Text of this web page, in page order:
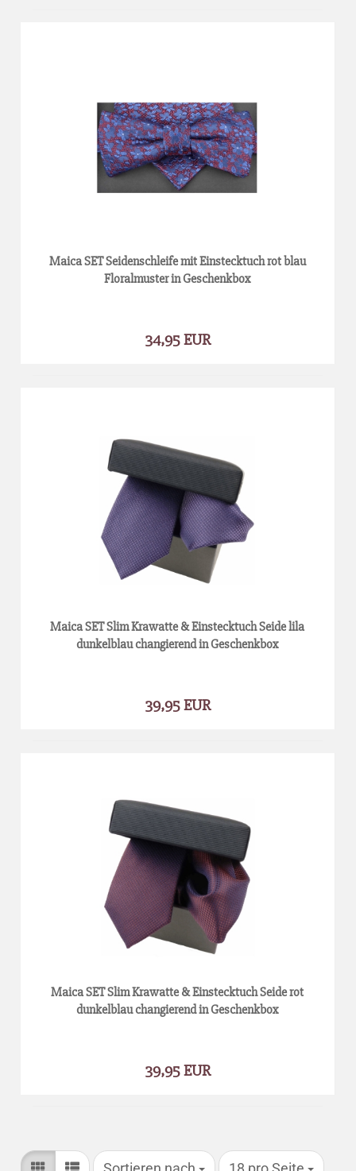
Maica SET Seidenschleife mit Einstecktuch rot blau
Floralmuster in Geschenkbox
34,95 EUR
Maica SET Slim Krawatte & Einstecktuch Seide lila
dunkelblau changierend in Geschenkbox
39,95 EUR
Maica SET Slim Krawatte & Einstecktuch Seide rot
dunkelblau changierend in Geschenkbox
39,95 EUR
Sortieren nach pro Seite